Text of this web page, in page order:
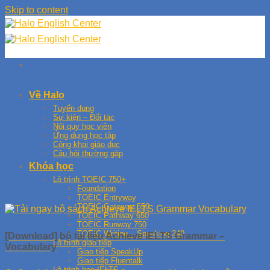
Skip to content
Về Halo
Tuyển dụng
Sự kiện – Đối tác
Nội quy học viên
Ứng dụng học tập
Công khai giáo dục
Câu hỏi thường gặp
Khóa học
Lộ trình TOEIC 750+
Foundation
TOEIC Entryway
TOEIC Gateway 550
TOEIC Pathway 650
TOEIC Runway 750
TOEIC Writing – Speaking 240
Lộ trình giao tiếp
Giao tiếp SpeakUp
Giao tiếp Fluentalk
[Download] bộ tài liệu Achieve IELTS Grammar –
Vocabulary